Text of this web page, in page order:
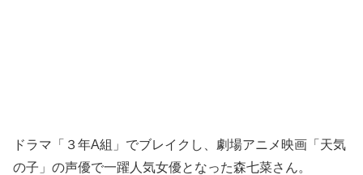
ドラマ「３年A組」でブレイクし、劇場アニメ映画「天気
の子」の声優で一躍人気女優となった森七菜さん。